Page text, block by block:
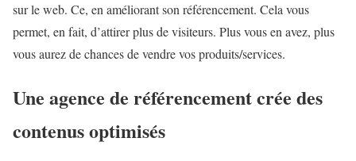
sur le web. Ce, en améliorant son référencement. Cela vous
permet, en fait, d’attirer plus de visiteurs. Plus vous en avez, plus
vous aurez de chances de vendre vos produits/services.
Une agence de référencement crée des
contenus optimisés